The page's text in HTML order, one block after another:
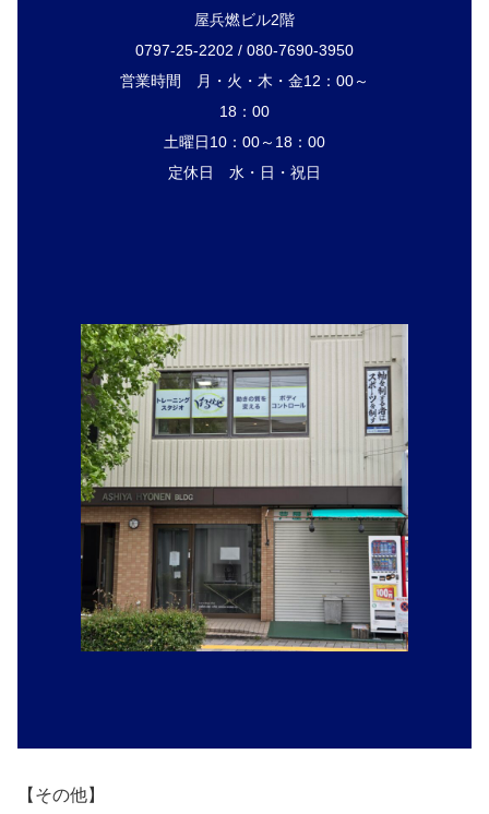
屋兵燃ビル2階
0797-25-2202 / 080-7690-3950
営業時間 月・火・木・金12：00～
18：00
土曜日10：00～18：00
定休日 水・日・祝日
【その他】